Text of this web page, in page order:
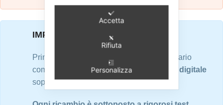
IMPORTANTE
Prima di procedere con l'ordine, è necessario
compilare accuratamente ilquestionario digitale
soprastante in tutte le sue parti.
Accetta
Rifiuta
Personalizza